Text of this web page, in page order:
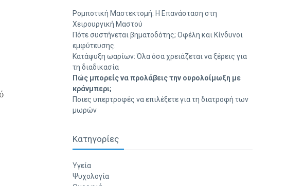
Ρομποτική Μαστεκτομή: Η Επανάσταση στη
Χειρουργική Μαστού
Πότε συστήνεται βηματοδότης; Οφέλη και Κίνδυνοι
εμφύτευσης.
Κατάψυξη ωαρίων: Όλα όσα χρειάζεται να ξέρεις για
τη διαδικασία
Πώς μπορείς να προλάβεις την ουρολοίμωξη με
κράνμπερι;
Ποιες υπερτροφές να επιλέξετε για τη διατροφή των
μωρών
Κατηγορίες
Υγεία
Ψυχολογία